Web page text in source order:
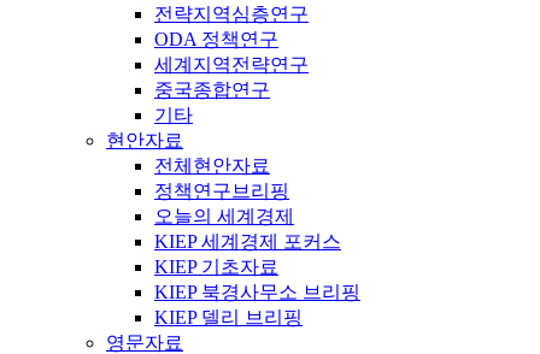
전략지역심층연구
ODA 정책연구
세계지역전략연구
중국종합연구
기타
현안자료
전체현안자료
정책연구브리핑
오늘의 세계경제
KIEP 세계경제 포커스
KIEP 기초자료
KIEP 북경사무소 브리핑
KIEP 델리 브리핑
영문자료